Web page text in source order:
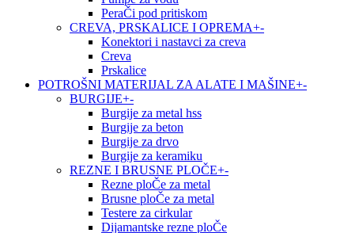
PeraČi pod pritiskom
CREVA, PRSKALICE I OPREMA+-
Konektori i nastavci za creva
Creva
Prskalice
POTROŠNI MATERIJAL ZA ALATE I MAŠINE+-
BURGIJE+-
Burgije za metal hss
Burgije za beton
Burgije za drvo
Burgije za keramiku
REZNE I BRUSNE PLOČE+-
Rezne ploČe za metal
Brusne ploČe za metal
Testere za cirkular
Dijamantske rezne ploČe